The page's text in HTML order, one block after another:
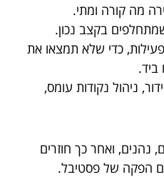
מה קורה ומתי.
בקצב נכון.
כדי שלא תמצאו את
ניהול נקודות עומס,
נהנים, ואחר כך חוזרים
הפקה של פסטיבל.